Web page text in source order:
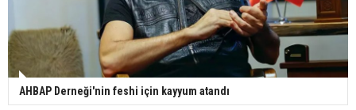
AHBAP Derneği'nin feshi için kayyum atandı